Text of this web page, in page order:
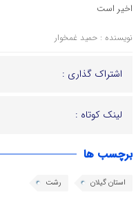
اخیر است
نویسنده : حمید غمخوار
اشتراک گذاری :
لینک کوتاه :
برچسب ها
استان گیلان رشت